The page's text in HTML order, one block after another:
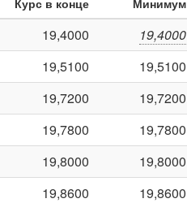
Курс в конце Минимум
19,4000 19,4000
19,5100 19,5100
19,7200 19,7200
19,7800 19,7800
19,8000 19,8000
19,8600 19,8600